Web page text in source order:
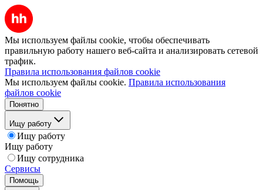
Мы используем файлы cookie, чтобы обеспечивать
правильную работу нашего веб-сайта и анализировать сетевой
трафик.
Правила использования файлов cookie
Мы используем файлы cookie. Правила использования
файлов cookie
Понятно
Ищу работу
Ищу работу
Ищу работу
Ищу сотрудника
Сервисы
Помощь